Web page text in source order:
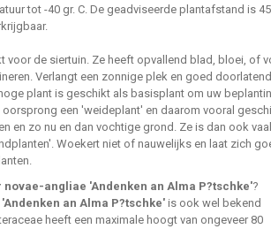
tot -40 gr. C. De geadviseerde plantafstand is
voor de siertuin. Ze heeft opvallend blad, bloei, of
Verlangt een zonnige plek en goed
plant is geschikt als basisplant om uw
oorsprong een 'weideplant' en daarom vooral
en zo nu en dan vochtige grond. Ze is dan ook
Woekert niet of nauwelijks en laat zich
novae-angliae 'Andenken an Alma P?tschke'?
an Alma P?tschke' is ook wel bekend
heeft een maximale hoogt van ongeveer 80